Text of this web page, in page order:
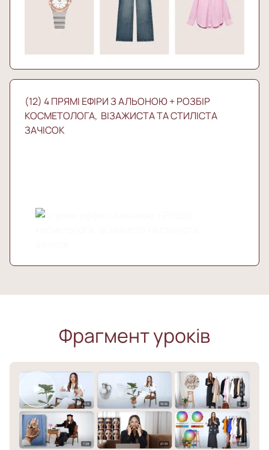
(12) 4 ПРЯМІ ЕФІРИ З АЛЬОНОЮ + РОЗБІР
КОСМЕТОЛОГА, ВІЗАЖИСТА ТА СТИЛІСТА
ЗАЧІСОК
Фрагмент уроків